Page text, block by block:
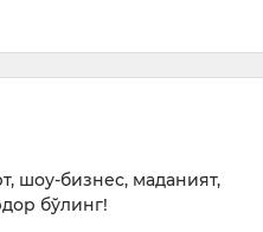
шоу-бизнес, маданият,
бўлинг!